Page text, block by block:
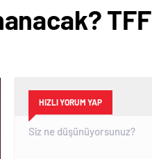
TFF
HIZLI YORUM YAP